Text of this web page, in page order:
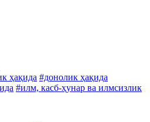
ҳақида #донолик ҳақида
#илм, касб-ҳунар ва илмсизлик